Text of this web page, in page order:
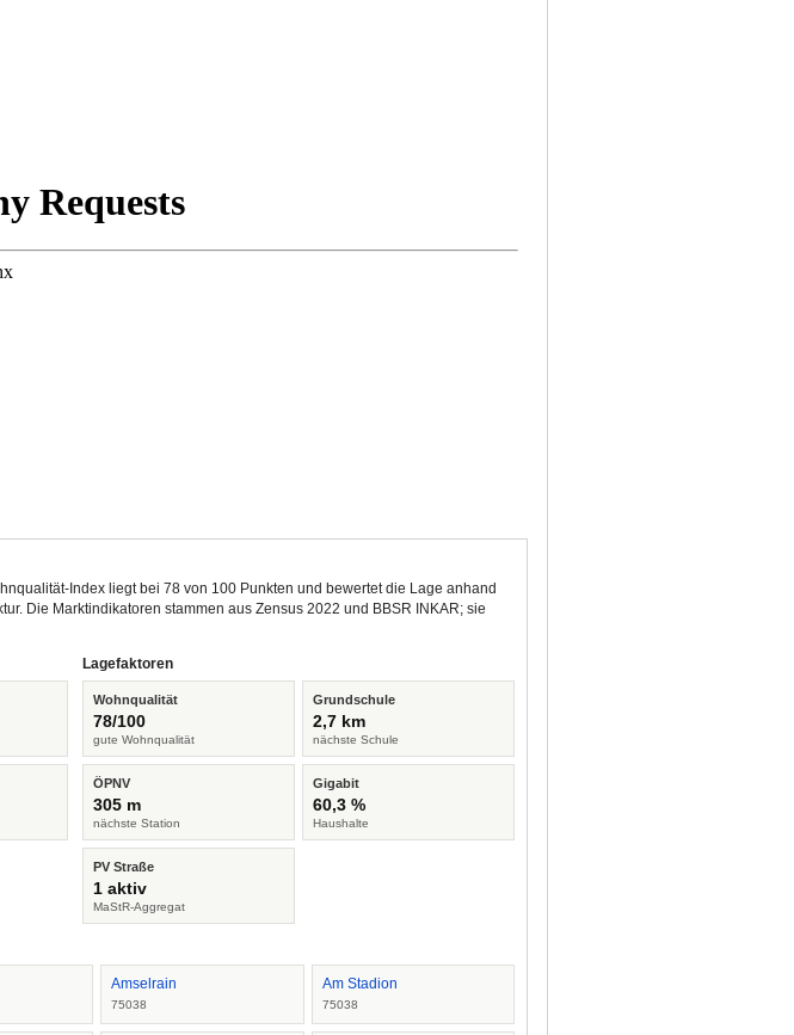
Index liegt bei 78 von 100 Punkten und bewertet die Lage anhand
Die Marktindikatoren stammen aus Zensus 2022 und BBSR INKAR; sie
Lagefaktoren
Wohnqualität
78/100
gute Wohnqualität
Grundschule
2,7 km
nächste Schule
ÖPNV
305 m
nächste Station
Gigabit
60,3 %
Haushalte
PV Straße
1 aktiv
MaStR-Aggregat
Amselrain
75038
Am Stadion
75038